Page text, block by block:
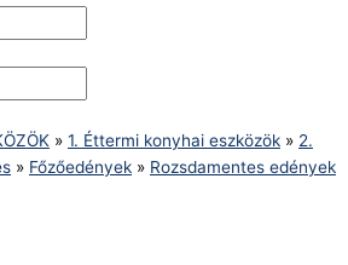
» 1. Éttermi konyhai eszközök » 2.
» Főzőedények » Rozsdamentes edények